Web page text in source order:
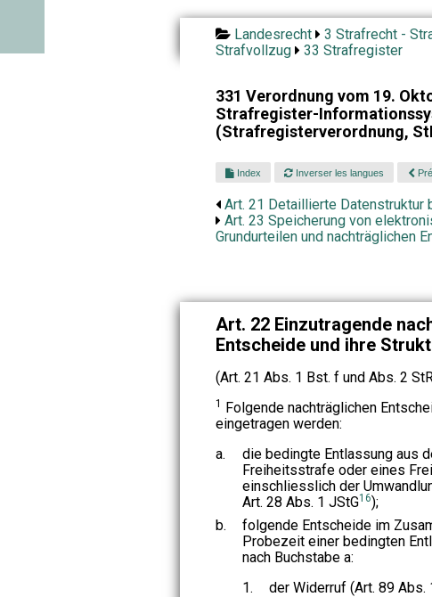
Landesrecht
3 Strafrecht -
Strafvollzug
33 Strafregister
331 Verordnung vom 19.
Strafregister-
(Strafregisterverordnung,
Index Inverser les langues
Art. 21 Detaillierte Datenstruktur
Art. 23 Speicherung von
Grundurteilen und nachträglichen
Art. 22 Einzutragende
Entscheide und ihre
(Art. 21 Abs. 1 Bst. f und Abs. 2
1 Folgende nachträglichen
eingetragen werden:
a.
die bedingte Entlassung aus
Freiheitsstrafe oder eines
einschliesslich der
Art. 28 Abs. 1 JStG16);
b.
folgende Entscheide im
Probezeit einer bedingten
nach Buchstabe a:
1.
der Widerruf (Art. 89 Abs.